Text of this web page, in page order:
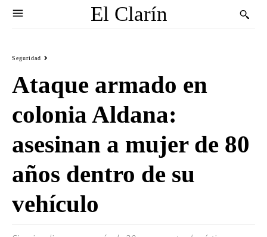
El Clarín
Seguridad
Ataque armado en
colonia Aldana:
asesinan a mujer de 80
años dentro de su
vehículo